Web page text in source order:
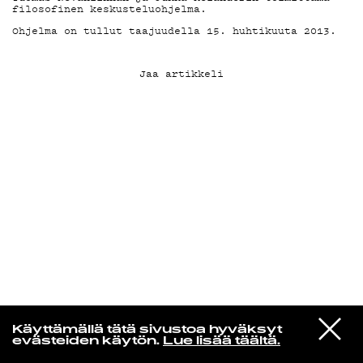
Käyttämällä tätä sivustoa hyväksyt
evästeiden käytön. Lue lisää täältä.
VIESTI
STUDIOON
Yukihiro Takahashi
Elastic Dummy
KIRJAUDU SISÄÄN
filosofinen keskusteluohjelma.
Ohjelma on tullut taajuudella 15. huhtikuuta 2013.
Jaa artikkeli